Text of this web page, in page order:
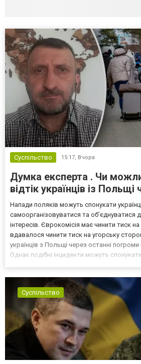
Суспільство 15:17, Вчора
Думка експерта . Чи
відтік українців із
Напади поляків можуть спонукати
самоорганізовуватися та об’єднуватися
інтересів. Єврокомісія має чинити тиск
вдавалося чинити тиск на угорську
українців з Польщі через останні погроми
Однак подібні інциденти можуть
Суспільство